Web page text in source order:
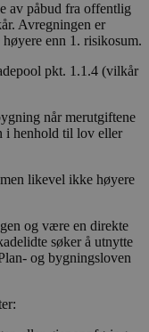
av påbud fra offentlig
Avregningen er
enn 1. risikosum.
pkt. 1.1.4 (vilkår
når merutgiftene
i henhold til lov eller
likevel ikke høyere
og være en direkte
søker å utnytte
og bygningsloven